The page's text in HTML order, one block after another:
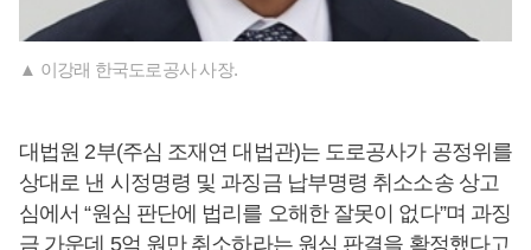
▲ 이강래 한국도로공사 사장.
대법원 2부(주심 조재연 대법관)는 도로공사가 공정위를
상대로 낸 시정명령 및 과징금 납부명령 취소소송 상고
심에서 “원심 판단에 법리를 오해한 잘못이 없다”며 과징
금 가운데 5억 원만 취소하라는 원심 판결을 확정했다고